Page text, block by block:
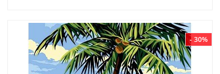
- 30%